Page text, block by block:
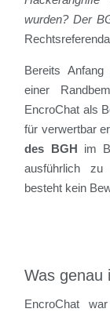
wurden? Der
Bereits
einer
EncroChat als
für verwertbar
des BGH im
ausführlich zu
besteht kein
Was genau
EncroChat